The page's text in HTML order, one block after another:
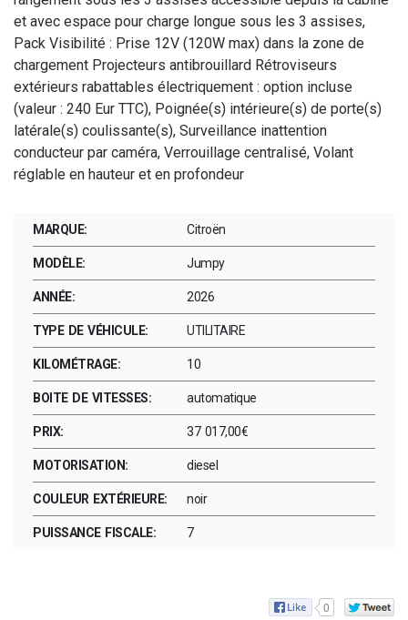
et avec espace pour charge longue sous les 3 assises,
Pack Visibilité : Prise 12V (120W max) dans la zone de
chargement Projecteurs antibrouillard Rétroviseurs
extérieurs rabattables électriquement : option incluse
(valeur : 240 Eur TTC), Poignée(s) intérieure(s) de porte(s)
latérale(s) coulissante(s), Surveillance inattention
conducteur par caméra, Verrouillage centralisé, Volant
réglable en hauteur et en profondeur
MARQUE: Citroën
MODÈLE: Jumpy
ANNÉE: 2026
TYPE DE VÉHICULE: UTILITAIRE
KILOMÉTRAGE: 10
BOITE DE VITESSES: automatique
PRIX: 37 017,00€
MOTORISATION: diesel
COULEUR EXTÉRIEURE: noir
PUISSANCE FISCALE: 7
0